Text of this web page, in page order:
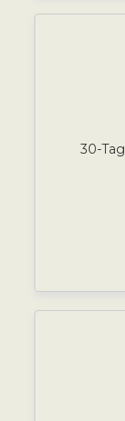
30-